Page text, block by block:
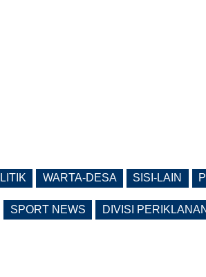
WARTA-DESA SISI-LAIN
SPORT NEWS DIVISI